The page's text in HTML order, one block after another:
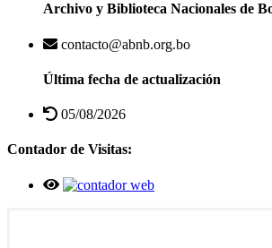
Archivo y Biblioteca Nacionales de
contacto@abnb.org.bo
Última fecha de actualización
05/08/2026
Contador de Visitas: